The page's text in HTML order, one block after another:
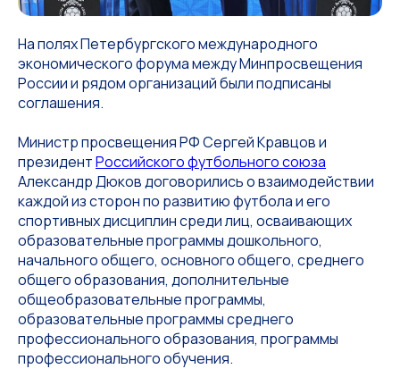
На полях Петербургского международного
экономического форума между Минпросвещения
России и рядом организаций были подписаны
соглашения.
Министр просвещения РФ Сергей Кравцов и
президентРоссийского футбольного союза
Александр Дюков договорились о взаимодействии
каждой из сторон по развитию футбола и его
спортивных дисциплин среди лиц, осваивающих
образовательные программы дошкольного,
начального общего, основного общего, среднего
общего образования, дополнительные
общеобразовательные программы,
образовательные программы среднего
профессионального образования, программы
профессионального обучения.